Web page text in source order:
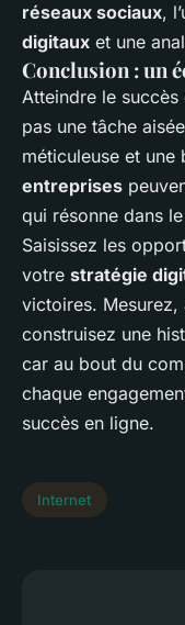
réseaux sociaux,
digitaux et une
Conclusion : un
Atteindre le succès
pas une tâche
méticuleuse et
entreprises
qui résonne dans
Saisissez les
votre stratégie
victoires. Mesurez,
construisez une
car au bout du
chaque
succès en ligne.
Internet